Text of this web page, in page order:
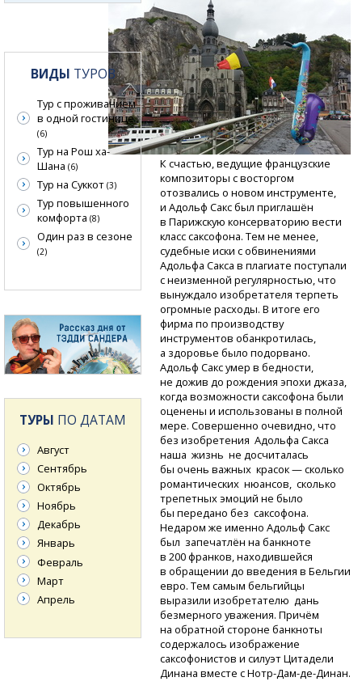
К счастью, ведущие французские
композиторы с восторгом
отозвались о новом инструменте,
и Адольф Сакс был приглашён
в Парижскую консерваторию вести
класс саксофона. Тем не менее,
судебные иски с обвинениями
Адольфа Сакса в плагиате поступали
с неизменной регулярностью, что
вынуждало изобретателя терпеть
огромные расходы. В итоге его
фирма по производству
инструментов обанкротилась,
а здоровье было подорвано.
Адольф Сакс умер в бедности,
не дожив до рождения эпохи джаза,
когда возможности саксофона были
оценены и использованы в полной
мере. Совершенно очевидно, что
без изобретения Адольфа Сакса
наша жизнь не досчиталась
бы очень важных красок — сколько
романтических нюансов, сколько
трепетных эмоций не было
бы передано без саксофона.
Недаром же именно Адольф Сакс
был запечатлён на банкноте
в 200 франков, находившейся
в обращении до введения в Бельгии
евро. Тем самым бельгийцы
выразили изобретателю дань
безмерного уважения. Причём
на обратной стороне банкноты
содержалось изображение
саксофонистов и силуэт Цитадели
Динана вместе с Нотр-Дам-де-Динан.
ВИДЫ ТУРОВ
Тур с проживанием
в одной гостинице
(6)
Тур на Рош ха-
Шана (6)
Тур на Суккот (3)
Тур повышенного
комфорта (8)
Один раз в сезоне
(2)
ТУРЫ ПО ДАТАМ
Август
Сентябрь
Октябрь
Ноябрь
Декабрь
Январь
Февраль
Март
Апрель